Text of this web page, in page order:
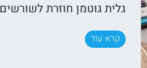
גלית גוטמן חוזרת לשורשים
קרא עוד